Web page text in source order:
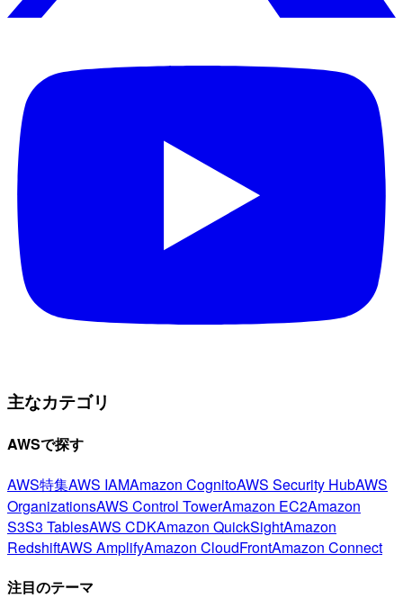
主なカテゴリ
AWSで探す
AWS特集AWS IAMAmazon CognitoAWS Security HubAWS
OrganizationsAWS Control TowerAmazon EC2Amazon
S3S3 TablesAWS CDKAmazon QuickSightAmazon
RedshiftAWS AmplifyAmazon CloudFrontAmazon Connect
注目のテーマ